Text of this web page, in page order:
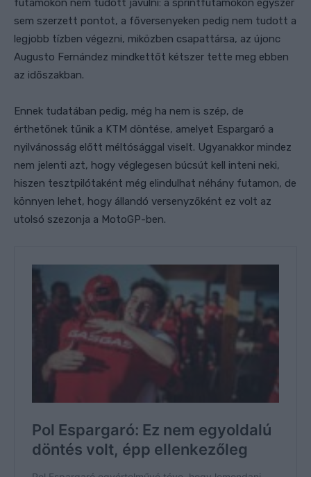
futamokon nem tudott javulni: a sprintfutamokon egyszer
sem szerzett pontot, a főversenyeken pedig nem tudott a
legjobb tízben végezni, miközben csapattársa, az újonc
Augusto Fernández mindkettőt kétszer tette meg ebben
az időszakban.
Ennek tudatában pedig, még ha nem is szép, de
érthetőnek tűnik a KTM döntése, amelyet Espargaró a
nyilvánosság előtt méltósággal viselt. Ugyanakkor mindez
nem jelenti azt, hogy véglegesen búcsút kell inteni neki,
hiszen tesztpilótaként még elindulhat néhány futamon, de
könnyen lehet, hogy állandó versenyzőként ez volt az
utolsó szezonja a MotoGP-ben.